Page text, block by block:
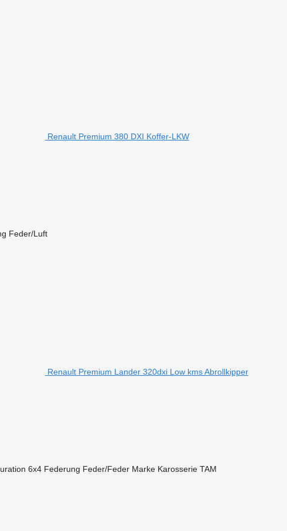
Renault Premium 380 DXI Koffer-LKW
Feder/Luft
Renault Premium Lander 320dxi Low kms Abrollkipper
6x4 Federung Feder/Feder Marke Karosserie TAM